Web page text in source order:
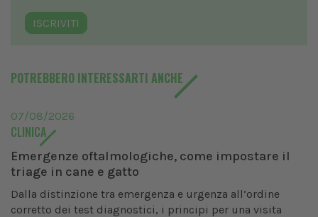
ISCRIVITI
POTREBBERO INTERESSARTI ANCHE
07/08/2026
CLINICA
Emergenze oftalmologiche, come impostare il
triage in cane e gatto
Dalla distinzione tra emergenza e urgenza all’ordine
corretto dei test diagnostici, i principi per una visita